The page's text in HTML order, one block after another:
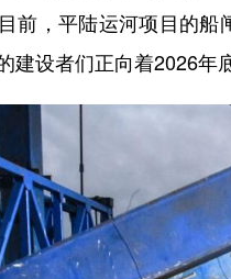
前，平陆运河项目的
建设者们正向着2026年